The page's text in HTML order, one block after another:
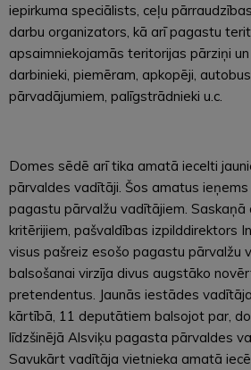
iepirkuma speciālists, ceļu
darbu organizators, kā arī pagastu
apsaimniekojamās teritorijas pārziņi
darbinieki, piemēram, apkopēji,
pārvadājumiem, palīgstrādnieki u.c.
Domes sēdē arī tika amatā iecelti
pārvaldes vadītāji. Šos amatus
pagastu pārvalžu vadītājiem. Saskaņā
kritērijiem, pašvaldības izpilddirektors
visus pašreiz esošo pagastu pārvalžu
balsošanai virzīja divus augstāko
pretendentus. Jaunās iestādes
kārtībā, 11 deputātiem balsojot par,
līdzšinējā Alsviķu pagasta pārvaldes
Savukārt vadītāja vietnieka amatā